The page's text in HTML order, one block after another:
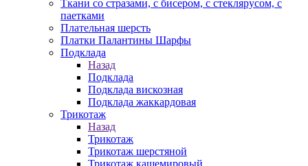
Ткани со стразами, с бисером, с стеклярусом, с
паетками
Плательная шерсть
Платки Палантины Шарфы
Подклада
Назад
Подклада
Подклада вискозная
Подклада жаккардовая
Трикотаж
Назад
Трикотаж
Трикотаж шерстяной
Трикотаж кашемировый